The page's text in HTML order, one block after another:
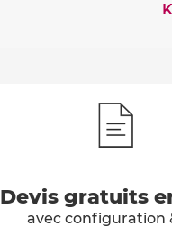
Devis gratuits
avec configuration